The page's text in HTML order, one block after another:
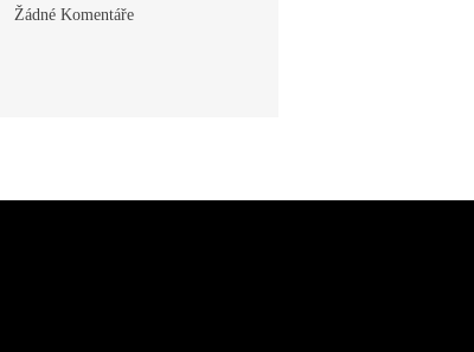
Žádné Komentáře